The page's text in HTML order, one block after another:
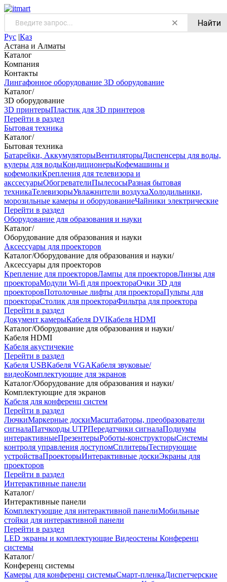
Найти
Рус |Қаз
Астана и Алматы
Каталог
Компания
Контакты
Лингафонное оборудование 3D оборудование
Каталог/
3D оборудование
3D принтерыПластик для 3D принтеров
Перейти в раздел
Бытовая техника
Каталог/
Бытовая техника
Батарейки, АккумуляторыВентиляторыДиспенсеры для воды,
кулеры для водыКондиционерыКофемашины и
кофемолкиКрепления для телевизора и
акссесуарыОбогревателиПылесосыРазная бытовая
техникаТелевизорыУвлажнители воздухаХолодильники,
морозильные камеры и оборудованиеЧайники электрические
Перейти в раздел
Оборудование для образования и науки
Каталог/
Оборудование для образования и науки
Аксессуары для проекторов
Каталог/Оборудование для образования и науки/
Аксессуары для проекторов
Крепление для проекторовЛампы для проекторовЛинзы для
проектораМодули Wi-fi для проектораОчки 3D для
проекторовПотолочные лифты для проектораПульты для
проектораСтолик для проектораФильтра для проектора
Перейти в раздел
Документ камерыКабеля DVIКабеля HDMI
Каталог/Оборудование для образования и науки/
Кабеля HDMI
Кабеля акустичекие
Перейти в раздел
Кабеля USBКабеля VGAКабеля звуковые/
видеоКомплектующие для экранов
Каталог/Оборудование для образования и науки/
Комплектующие для экранов
Кабеля для конференц систем
Перейти в раздел
ЛючкиМаркерные доскиМасштабаторы, преобразователи
сигналаПатчкорды UTPПередатчики сигналаПодиумы
интерактивныеПрезентерыРоботы-конструкторыСистемы
контроля управления доступомСплитерыТестирующие
устройстваПроекторыИнтерактивные доскиЭкраны для
проекторов
Перейти в раздел
Интерактивные панели
Каталог/
Интерактивные панели
Комплектующие для интерактивной панелиМобильные
стойки для интерактивной панели
Перейти в раздел
LED экраны и комплектующие Видеостены Конференц
системы
Каталог/
Конференц системы
Камеры для конференц системыCмарт-пленкаДиспетчерские